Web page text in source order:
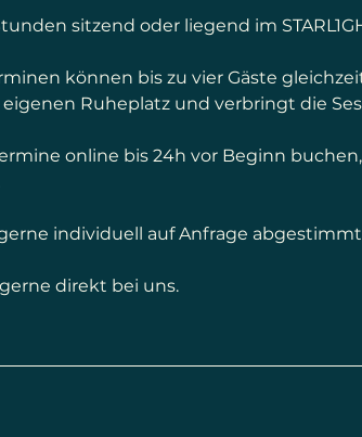
sitzend oder liegend im
können bis zu vier Gäste
Ruheplatz und verbringt die
online bis 24h vor Beginn
individuell auf Anfrage
direkt bei uns.